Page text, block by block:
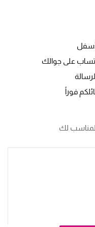
على جوالك
فوراً